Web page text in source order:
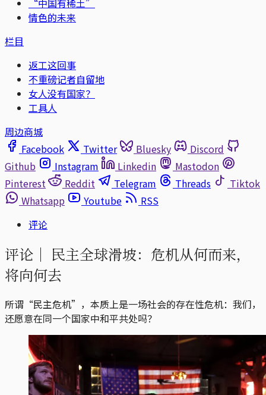
“中国有稀土”
情色的未来
栏目
返工这回事
不重磅记者自留地
女人没有国家？
工具人
周边商城
Facebook
Twitter Bluesky
Discord
Github
Instagram Linkedin
Mastodon
Pinterest
Reddit Telegram Threads
Tiktok
Whatsapp
Youtube
RSS
评论
评论｜ 民主全球滑坡：危机从何而来，
将向何去
所谓“民主危机”，本质上是一场社会的存在性危机：我们，
还愿意在同一个国家中和平共处吗？